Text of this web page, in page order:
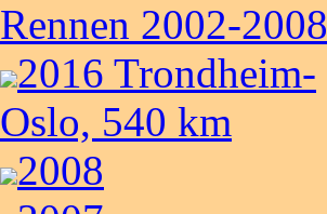
Rennen 2002-2008
2016 Trondheim-
Oslo, 540 km
2008